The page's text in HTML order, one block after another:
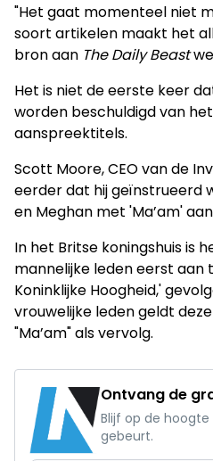
"Het gaat momenteel niet
soort artikelen maakt het
bron aan The Daily Beast
Het is niet de eerste keer
worden beschuldigd van
aanspreektitels.
Scott Moore, CEO van de
eerder dat hij geïnstrueerd
en Meghan met 'Ma’am'
In het Britse koningshuis is
mannelijke leden eerst aan
Koninklijke Hoogheid,'
vrouwelijke leden geldt
"Ma’am" als vervolg.
Ontvang de
Blijf op de
gebeurt.